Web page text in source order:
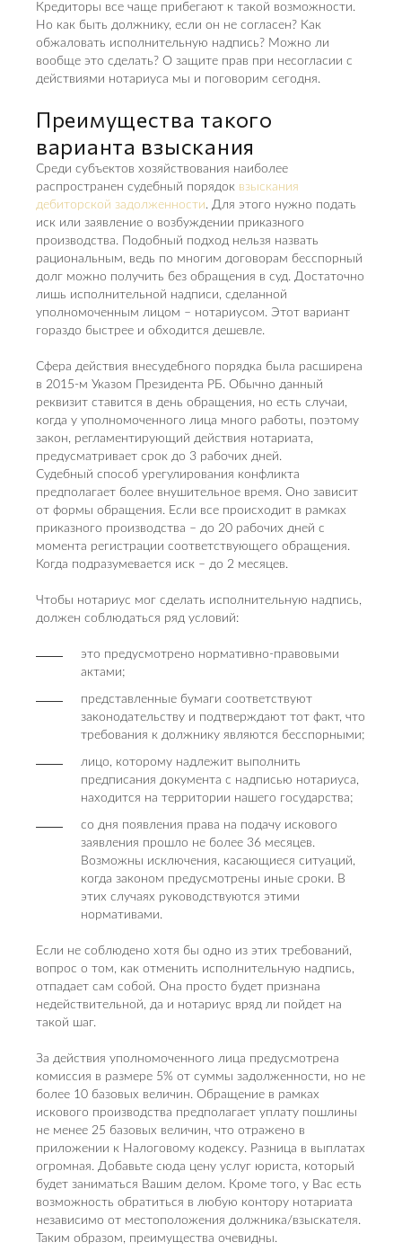
Кредиторы все чаще прибегают к такой возможности.
Но как быть должнику, если он не согласен? Как
обжаловать исполнительную надпись? Можно ли
вообще это сделать? О защите прав при несогласии с
действиями нотариуса мы и поговорим сегодня.
Преимущества такого
варианта взыскания
Среди субъектов хозяйствования наиболее
распространен судебный порядок взыскания
дебиторской задолженности. Для этого нужно подать
иск или заявление о возбуждении приказного
производства. Подобный подход нельзя назвать
рациональным, ведь по многим договорам бесспорный
долг можно получить без обращения в суд. Достаточно
лишь исполнительной надписи, сделанной
уполномоченным лицом – нотариусом. Этот вариант
гораздо быстрее и обходится дешевле.
Сфера действия внесудебного порядка была расширена
в 2015-м Указом Президента РБ. Обычно данный
реквизит ставится в день обращения, но есть случаи,
когда у уполномоченного лица много работы, поэтому
закон, регламентирующий действия нотариата,
предусматривает срок до 3 рабочих дней.
Судебный способ урегулирования конфликта
предполагает более внушительное время. Оно зависит
от формы обращения. Если все происходит в рамках
приказного производства – до 20 рабочих дней с
момента регистрации соответствующего обращения.
Когда подразумевается иск – до 2 месяцев.
Чтобы нотариус мог сделать исполнительную надпись,
должен соблюдаться ряд условий:
это предусмотрено нормативно-правовыми
актами;
представленные бумаги соответствуют
законодательству и подтверждают тот факт, что
требования к должнику являются бесспорными;
лицо, которому надлежит выполнить
предписания документа с надписью нотариуса,
находится на территории нашего государства;
со дня появления права на подачу искового
заявления прошло не более 36 месяцев.
Возможны исключения, касающиеся ситуаций,
когда законом предусмотрены иные сроки. В
этих случаях руководствуются этими
нормативами.
Если не соблюдено хотя бы одно из этих требований,
вопрос о том, как отменить исполнительную надпись,
отпадает сам собой. Она просто будет признана
недействительной, да и нотариус вряд ли пойдет на
такой шаг.
За действия уполномоченного лица предусмотрена
комиссия в размере 5% от суммы задолженности, но не
более 10 базовых величин. Обращение в рамках
искового производства предполагает уплату пошлины
не менее 25 базовых величин, что отражено в
приложении к Налоговому кодексу. Разница в выплатах
огромная. Добавьте сюда цену услуг юриста, который
будет заниматься Вашим делом. Кроме того, у Вас есть
возможность обратиться в любую контору нотариата
независимо от местоположения должника/взыскателя.
Таким образом, преимущества очевидны.